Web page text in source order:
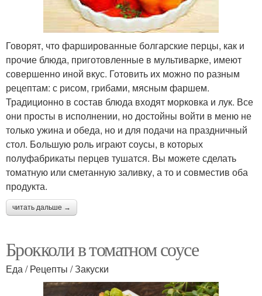
Говорят, что фаршированные болгарские перцы, как и
прочие блюда, приготовленные в мультиварке, имеют
совершенно иной вкус. Готовить их можно по разным
рецептам: с рисом, грибами, мясным фаршем.
Традиционно в состав блюда входят морковка и лук. Все
они просты в исполнении, но достойны войти в меню не
только ужина и обеда, но и для подачи на праздничный
стол. Большую роль играют соусы, в которых
полуфабрикаты перцев тушатся. Вы можете сделать
томатную или сметанную заливку, а то и совместив оба
продукта.
читать дальше →
Брокколи в томатном соусе
Еда / Рецепты / Закуски